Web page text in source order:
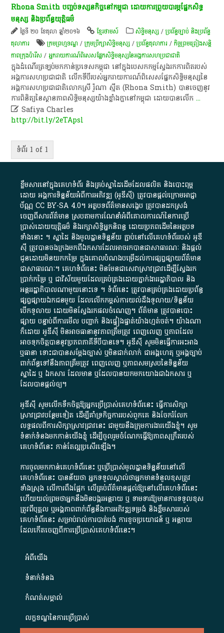
Rhona Smith បញ្ចប់​ទស្សនកិច្ច​នៅ​កម្ពុជា ដោយ​ការ​ព្រួយ​បារម្ភ​ផ្នែក​សិទ្ធ​
មនុស្ស​ និង​ប្រព័ន្ធ​យុត្តិធម៌
ថ្ងៃទី ២០ ខែតុលា ឆ្នាំ២០១៦ ខ្មែរថាមស៍ សិទ្ធិមនុស្ស /ប្រព័ន្ធច្បាប់ និងប្រព័ន្ធ
តុលាការ
ក្រម​ព្រហ្ម​ទណ្ឌ /ក្រុមប្រឹក្សា​សិទ្ធិមនុស្ស /ប្រព័ន្ធ​តុលាការ /កិច្ចព្រមព្រៀងសន្តិ
ភាពក្រុងប៉ារីស /អ្នក​រាយការណ៍​ពិសេស​ផ្នែក​សិទ្ធិមនុស្ស​នៃ​អង្គការ​សហ​ប្រជាជាតិ
ក្នុង​ដំណើរ​ត្រឡប់​មក​កាន់​ប្រទេស​កម្ពុជា​ នៅ​ក្នុង​បេសកកម្ម​ស្វែងរក​ការ​ពិត​របស់​
អង្គការ​សហ​ប្រជាជាតិ​ លើក​ទី​បី​របស់​អ្នក​រាយការណ៍​ពិសេស​ផ្នែក​សិទ្ធិមនុស្ស​នៃ​
អង្គការ​សហ​ប្រជាជាតិលោកស្រី រ៉ូណា ស្មីត (Rhona Smith) បាន​ចេញ​នូវ​
ការ​ពិនិត្យ​នៃ​ស្ថានភាព​សិទ្ធិមនុស្ស​យ៉ាង​ខ្លាំង​ក្លា​នៅ​កម្ពុជា​ ដោយ​បាន​លើក...
 Safiya Charles
http://bit.ly/2eTApsl
ទំព័រ 1 of 1
ខ្លឹមសារ​នៅ​ក្នុង​គេហទំព័រ និង​គ្រប់​ស្នា​ដៃ​ដើម​ដែល​ផលិត​ និង​បោះពុម្ព​
ដោយ​ អង្គការ​ទិន្នន័យ​អំពី​ការអភិវឌ្ឍ​​ (អូ​ឌី​ស៊ី)​ ត្រូវ​បាន​ផ្តល់​ក្រោម​អាជ្ញា
ប័ណ្ណ​CC BY-SA 4.0។​ អត្ថបទ​ព័ត៌មាន​សង្ខេប​ ត្រូវ​បាន​ដកស្រង់​
ចេញពី​សារព័ត៌មាន ស្របតាមការ​ណែនាំ​អំពី​គោលការណ៍​នៃ​ការ​ប្រើ
ប្រាស់​ដោយ​យុត្តិធម៌​ និង​រក្សាសិទ្ធិអ្នកនិពន្ធ ដោយ​ប្រភពដើម​នៃ​​អត្ថបទ
ទាំង​នោះ​ ។​ ស្នាដៃ​ និង​មូលដ្ឋាន​ទិន្នន័យ ​ភ្ជាប់​នៅ​លើ​គេហទំព័រ​របស់​ អូ​ឌី​
ស៊ី​ ត្រូវ​បាន​ចងក្រង​មក​ពី​ឯកសារ​ដែល​អាច​រក​បានជា​សាធារណៈ​ និង​ផ្តល់​
ជូន​ដោយ​មិន​យក​កម្រៃ​ ក្នុង​គោលបំណង​បម្រើ​ដល់ការ​ផ្សព្វផ្សាយ​ព័ត៌មាន​
ជា​សាធារណៈ​។​ គេហទំព័រ​នេះ​ មិនមែន​ជា​សេវា​ស្រាវជ្រាវ​ដើម្បី​ស្វែងរក
ប្រាក់​កម្រៃ​ ឬ​ ជា​វិស័យ​មួយ​ដែល​គ្រប់គ្រង​ដោយ​ភ្នាក់ងារ​រដ្ឋាភិបាល​ និង ​
អន្តររដ្ឋាភិបាល​ណាមួយ​នោះ​ទេ ​។​ ទំព័រ​នេះ​ ត្រូវ​បាន​គ្រប់គ្រង​ដោយ​ប្រព័ន្ធ​
ផ្សព្វផ្សាយ​ឯកជន​មួយ​ ដែល​លើកកម្ពស់​ការ​យល់​ដឹង​ទូលាយ​/​ទិន្នន័យ​
បើក​ទូលាយ​ ដោយ​មិនស្វែង​រក​ផល​ចំណេញ​។​ ព័ត៌មាន​ ត្រូវ​បាន​បោះ
ផ្សាយ​ បន្ទាប់​ពី​ការ​មើល​ បញ្ជាក់​ និង​ផ្ទៀងផ្ទាត់​យ៉ាង​ហ្មត់ចត់​។​ យ៉ាងណា​
ក៏​ដោយ​ អូ​ឌី​ស៊ី​ មិន​អាច​ធានា​នូវ​ភាព​ត្រឹមត្រូវ​ ពេញលេញ​ ឬ​ភាព​ដែល​
អាច​ទុកចិត្ត​បាននូវ​ប្រភព​ភាគី​ទី​បី​បាន​ទេ​។​ អូ​ឌី​ស៊ី​ សូម​មិន​ធ្វើការ​អះអាង​
ឬ​ធានា​ ទោះជា​បាន​សម្តែង​ច្បាស់​ ឬ​មិន​ជាក់លាក់​ ជា​អង្គហេតុ​ ឬ​អង្គច្បាប់​
ពាក់ព័ន្ធ​ទៅ​នឹង​ភាព​ត្រឹមត្រូវ​ ពេញលេញ​ ឬ​ភាព​សម​ស្រប​នៃ​ទិន្នន័យ​
ស្នាដៃ​ ឬ​ ឯកសារ​ ដែល​មាន​ ឬ​ដែល​បាន​យក​មក​យោង​ជា​ឯកសារ​ ឬ​
ដែល​បាន​ផ្តល់​ឲ្យ​។
អូឌីស៊ី សូមលើកទឹកចិត្តឱ្យអ្នកប្រើប្រាស់គេហទំព័រនេះ ធ្វើការសិក្សា
ស្រាវជ្រាវបន្ថែមទៀត ដើម្បីគាំទ្រកិច្ចការ​របស់ពួកគេ និងចែករំលែក
លទ្ធផលពីការសិក្សាស្រាវជ្រាវនេះ ជាមួយនឹងក្រុមការងារយើងខ្ញុំ។ សូម
ទំនាក់ទំនងមកកាន់យើងខ្ញុំ ដើម្បីចូលរួមចំណែកធ្វើឱ្យភាពសុក្រឹតរបស់
គេហទំព័នេះ កាន់តែល្អប្រសើរឡើង។
ការចូលមកកាន់គេហទំព័រនេះ ឬប្រើប្រាស់មូលដ្ឋានទិន្នន័យនៅលើ
គេហទំព័រនេះ បានន័យថា អ្នកទទួលស្គាល់ថាអ្នកមានទំនួលខុសត្រូវ
ទាំងស្រុង លើការពឹងផ្អែក លើគ្រប់ព័ត៌មានផ្តល់ឱ្យនៅលើគេហទំព័រនេះ
ហើយយល់ព្រមថាអ្នកនឹងមិនបង្ករអន្តរាយ ឬ ទាមទារ​ឱ្យមានការទទួលខុស​
ត្រូវពីបុគ្គល ឬអង្គភាពពាក់ព័ន្ធនឹងការអភិវឌ្ឍទម្រង់ និងខ្លឹមសាររបស់
គេហទំព័រនេះ សម្រាប់រាល់ការបាត់បង់ ការខូចប្រយោជន៍ ឬ អន្តរាយ
ដែលកើតចេញពីការប្រើប្រាស់គេហទំព័រនេះ។
អំពី​យើង​
ទំនាក់ទំនង
កំណត់សម្គាល់
លក្ខខណ្ឌនៃការប្រើប្រាស់